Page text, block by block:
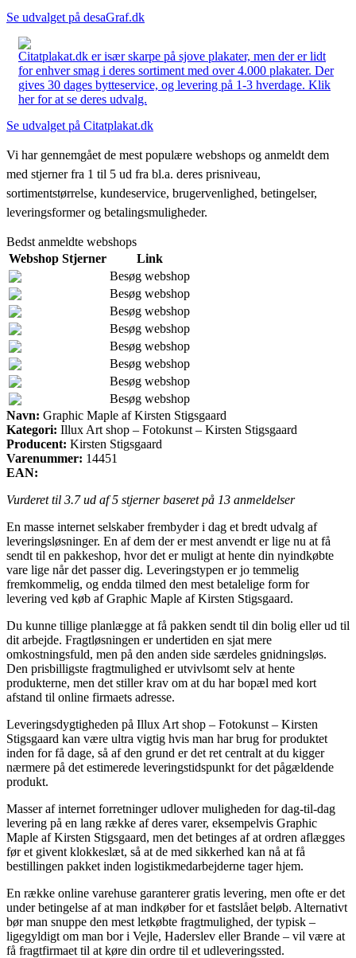
Se udvalget på desaGraf.dk
Citatplakat.dk er især skarpe på sjove plakater, men der er lidt
for enhver smag i deres sortiment med over 4.000 plakater. Der
gives 30 dages bytteservice, og levering på 1-3 hverdage. Klik
her for at se deres udvalg.
Se udvalget på Citatplakat.dk
Vi har gennemgået de mest populære webshops og anmeldt dem
med stjerner fra 1 til 5 ud fra bl.a. deres prisniveau,
sortimentstørrelse, kundeservice, brugervenlighed, betingelser,
leveringsformer og betalingsmuligheder.
Bedst anmeldte webshops
Webshop Stjerner
Link
Besøg webshop
Besøg webshop
Besøg webshop
Besøg webshop
Besøg webshop
Besøg webshop
Besøg webshop
Besøg webshop
Navn: Graphic Maple af Kirsten Stigsgaard
Kategori: Illux Art shop – Fotokunst – Kirsten Stigsgaard
Producent: Kirsten Stigsgaard
Varenummer: 14451
EAN:
Vurderet til 3.7ud af 5 stjerner baseret på 13 anmeldelser
En masse internet selskaber frembyder i dag et bredt udvalg af
leveringsløsninger. En af dem der er mest anvendt er lige nu at få
sendt til en pakkeshop, hvor det er muligt at hente din nyindkøbte
vare lige når det passer dig. Leveringstypen er jo temmelig
fremkommelig, og endda tilmed den mest betalelige form for
levering ved køb af Graphic Maple af Kirsten Stigsgaard.
Du kunne tillige planlægge at få pakken sendt til din bolig eller ud til
dit arbejde. Fragtløsningen er undertiden en sjat mere
omkostningsfuld, men på den anden side særdeles gnidningsløs.
Den prisbilligste fragtmulighed er utvivlsomt selv at hente
produkterne, men det stiller krav om at du har bopæl med kort
afstand til online firmaets adresse.
Leveringsdygtigheden på Illux Art shop – Fotokunst – Kirsten
Stigsgaard kan være ultra vigtig hvis man har brug for produktet
inden for få dage, så af den grund er det ret centralt at du kigger
nærmere på det estimerede leveringstidspunkt for det pågældende
produkt.
Masser af internet forretninger udlover muligheden for dag-til-dag
levering på en lang række af deres varer, eksempelvis Graphic
Maple af Kirsten Stigsgaard, men det betinges af at ordren aflægges
før et givent klokkeslæt, så at de med sikkerhed kan nå at få
bestillingen pakket inden logistikmedarbejderne tager hjem.
En række online varehuse garanterer gratis levering, men ofte er det
under betingelse af at man indkøber for et fastslået beløb. Alternativt
bør man snuppe den mest letkøbte fragtmulighed, der typisk –
ligegyldigt om man bor i Vejle, Haderslev eller Brande – vil være at
få fragtfirmaet til at køre din ordre til et udleveringssted.